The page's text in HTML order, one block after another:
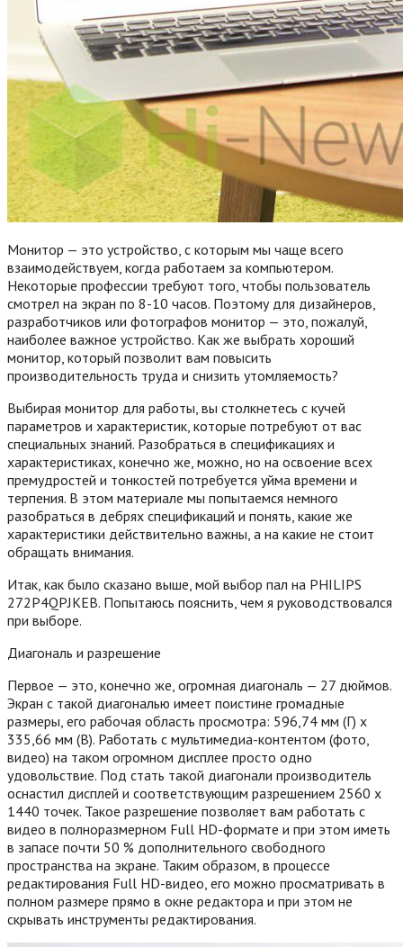
Монитор — это устройство, с которым мы чаще всего
взаимодействуем, когда работаем за компьютером.
Некоторые профессии требуют того, чтобы пользователь
смотрел на экран по 8-10 часов. Поэтому для дизайнеров,
разработчиков или фотографов монитор — это, пожалуй,
наиболее важное устройство. Как же выбрать хороший
монитор, который позволит вам повысить
производительность труда и снизить утомляемость?
Выбирая монитор для работы, вы столкнетесь с кучей
параметров и характеристик, которые потребуют от вас
специальных знаний. Разобраться в спецификациях и
характеристиках, конечно же, можно, но на освоение всех
премудростей и тонкостей потребуется уйма времени и
терпения. В этом материале мы попытаемся немного
разобраться в дебрях спецификаций и понять, какие же
характеристики действительно важны, а на какие не стоит
обращать внимания.
Итак, как было сказано выше, мой выбор пал на PHILIPS
272P4QPJKEB. Попытаюсь пояснить, чем я руководствовался
при выборе.
Диагональ и разрешение
Первое — это, конечно же, огромная диагональ — 27 дюймов.
Экран с такой диагональю имеет поистине громадные
размеры, его рабочая область просмотра: 596,74 мм (Г) x
335,66 мм (В). Работать с мультимедиа-контентом (фото,
видео) на таком огромном дисплее просто одно
удовольствие. Под стать такой диагонали производитель
оснастил дисплей и соответствующим разрешением 2560 x
1440 точек. Такое разрешение позволяет вам работать с
видео в полноразмерном Full HD-формате и при этом иметь
в запасе почти 50 % дополнительного свободного
пространства на экране. Таким образом, в процессе
редактирования Full HD-видео, его можно просматривать в
полном размере прямо в окне редактора и при этом не
скрывать инструменты редактирования.